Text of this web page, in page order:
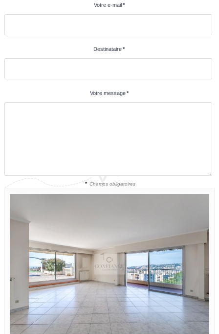
Votre e-mail *
Destinataire*
Votre message *
* Champs obligatoires